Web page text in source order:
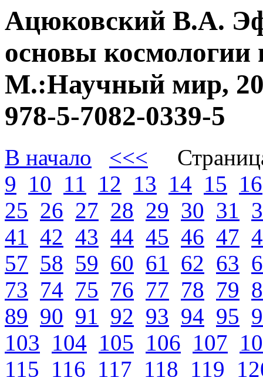
Ацюковский В.А.
основы космологии
М.:Научный мир,
978-5-7082-0339-5
В начало <<<
9 10 11 12 13 14 15 16
25 26 27 28 29 30 31
41 42 43 44 45 46 47
57 58 59 60 61 62 63
73 74 75 76 77 78 79
89 90 91 92 93 94 95
103 104 105 106 107
115 116 117 118 119